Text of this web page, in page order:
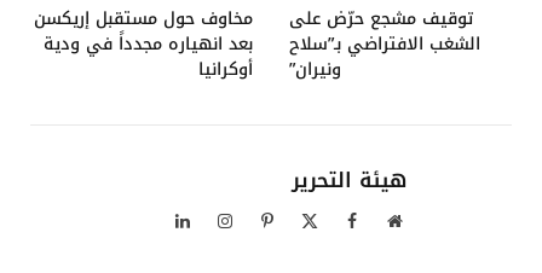
توقيف مشجع حرّض على
الشغب الافتراضي بـ”سلاح
ونيران”
مخاوف حول مستقبل إريكسن
بعد انهياره مجدداً في ودية
أوكرانيا
هيئة التحرير
موقع فيسبوك بينتيريستالانستغراملينكدإن